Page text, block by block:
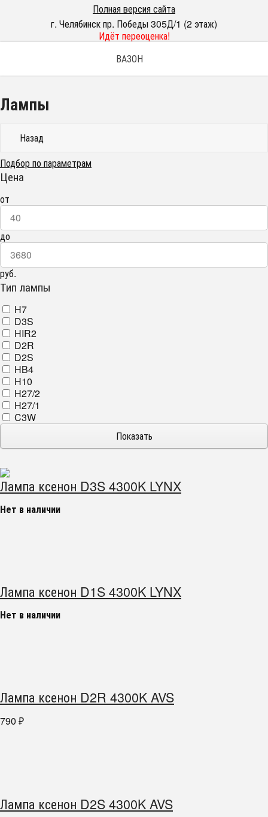
Полная версия сайта
г. Челябинск пр. Победы 305Д/1 (2 этаж)
Идёт переоценка!
ВАЗОН
Лампы
Назад
Подбор по параметрам
Цена
от
до
руб.
Тип лампы
H7
D3S
HIR2
D2R
D2S
HB4
H10
H27/2
H27/1
C3W
Лампа ксенон D3S 4300K LYNX
Нет в наличии
Лампа ксенон D1S 4300K LYNX
Нет в наличии
Лампа ксенон D2R 4300K AVS
790 ₽
Лампа ксенон D2S 4300K AVS